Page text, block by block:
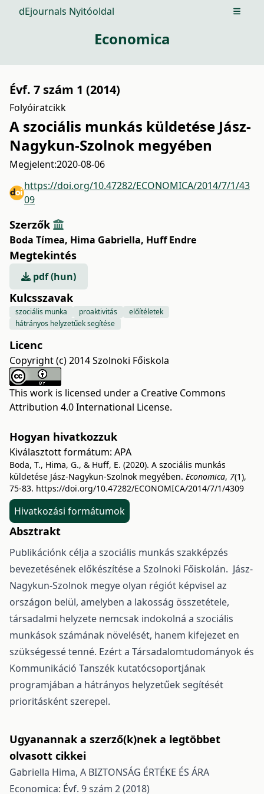
dEjournals Nyitóoldal Open
Economica
Évf. 7 szám 1 (2014)
Folyóiratcikk
A szociális munkás küldetése Jász-
Nagykun-Szolnok megyében
Megjelent:2020-08-06
https://doi.org/10.47282/ECONOMICA/2014/7/1/43
09
Szerzők
Boda Tímea, Hima Gabriella, Huff Endre
Megtekintés
pdf (hun)
Kulcsszavak
szociális munka proaktivitás
előítéletek
hátrányos helyzetűek segítése
Licenc
Copyright (c) 2014 Szolnoki Főiskola
This work is licensed under a Creative Commons
Attribution 4.0 International License.
Hogyan hivatkozzuk
Kiválasztott formátum: APA
Boda, T., Hima, G., & Huff, E. (2020). A szociális munkás
küldetése Jász-Nagykun-Szolnok megyében. Economica, 7(1),
75-83. https://doi.org/10.47282/ECONOMICA/2014/7/1/4309
Hivatkozási formátumok
Absztrakt
Publikációnk célja a szociális munkás szakképzés
bevezetésének előkészítése a Szolnoki Főiskolán. Jász-
Nagykun-Szolnok megye olyan régiót képvisel az
országon belül, amelyben a lakosság összetétele,
társadalmi helyzete nemcsak indokolná a szociális
munkások számának növelését, hanem kifejezet en
szükségessé tenné. Ezért a Társadalomtudományok és
Kommunikáció Tanszék kutatócsoportjának
programjában a hátrányos helyzetűek segítését
prioritásként szerepel.
Ugyanannak a szerző(k)nek a legtöbbet
olvasott cikkei
Gabriella Hima, A BIZTONSÁG ÉRTÉKE ÉS ÁRA
Economica: Évf. 9 szám 2 (2018)